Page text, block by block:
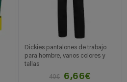
Dickies pantalones de trabajo
para hombre, varios colores y
tallas
40€
6,66€